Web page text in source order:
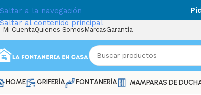
Saltar a la navegación
Saltar al contenido principal
Mi CuentaQuienes Somos MarcasGarantía
HOME GRIFERÍA FONTANERÍA MAMPARAS DE